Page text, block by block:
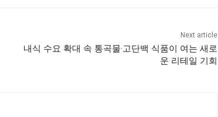
Next article
내식 수요 확대 속 통곡물·고단백 식품이 여는 새로
운 리테일 기회